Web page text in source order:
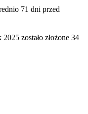
71 dni przed
zostało złożone 34